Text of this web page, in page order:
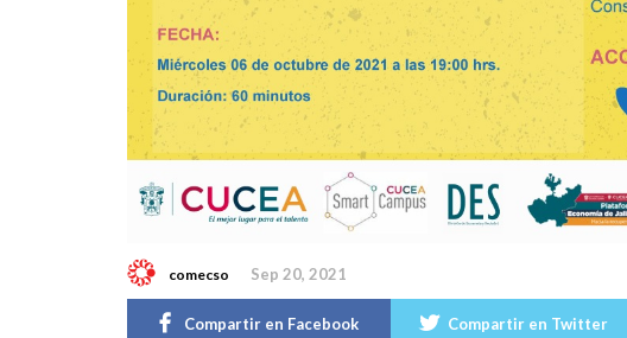
comecso Sep 20, 2021
Compartir en Facebook Compartir en Twitter